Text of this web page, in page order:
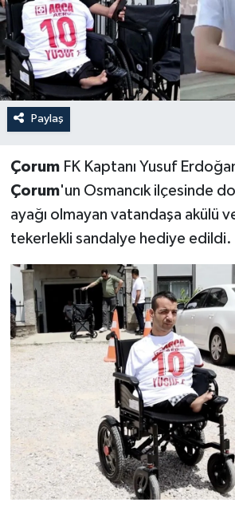
Paylaş
ÇorumFK Kaptanı Yusuf
Çorum'un Osmancık ilçesinde
ayağı olmayan vatandaşa akülü
tekerlekli sandalye hediye edildi.
TEKNOLOJİ